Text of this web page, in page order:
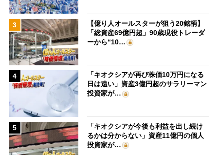
3
【億り人オールスターが狙う20銘柄】
「総資産69億円超」90歳現役トレーダ
ーから“10…
4
「キオクシアが再び株価10万円になる
日は遠い」資産3億円超のサラリーマン
投資家が…
5
「キオクシアが今後も利益を出し続け
るかは分からない」資産11億円の個人
投資家が…